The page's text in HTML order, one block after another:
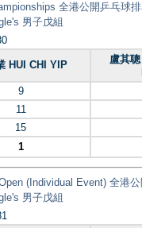
全港公開乒乓球
男子戊組
HUI CHI YIP
盧其
9
11
15
1
(Individual Event) 全港
男子戊組